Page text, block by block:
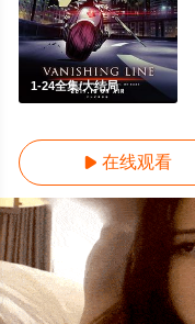
1-24全集/大结局
 在线观看